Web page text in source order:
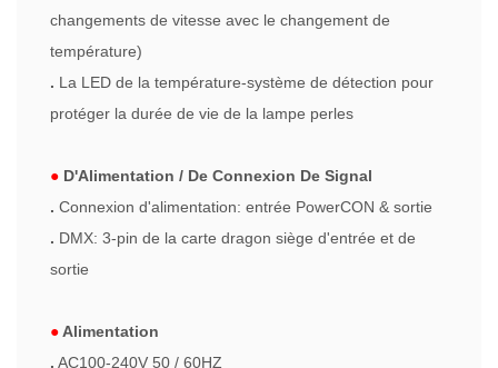
changements de vitesse avec le changement de
température)
. La LED de la température-système de détection pour
protéger la durée de vie de la lampe perles
● D'Alimentation / De Connexion De Signal
. Connexion d'alimentation: entrée PowerCON & sortie
. DMX: 3-pin de la carte dragon siège d'entrée et de
sortie
●Alimentation
. AC100-240V 50 / 60HZ